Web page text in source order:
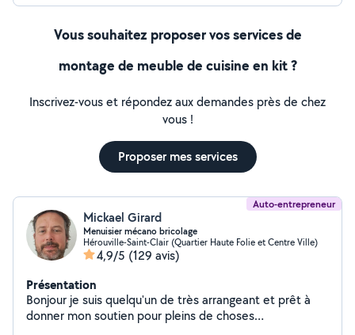
Vous souhaitez proposer vos services de
montage de meuble de cuisine en kit ?
Inscrivez-vous et répondez aux demandes près de chez
vous !
Proposer mes services
Auto-entrepreneur
Mickael Girard
Menuisier mécano bricolage
Hérouville-Saint-Clair (Quartier Haute Folie et Centre Ville)
4,9/5 (129 avis)
Présentation
Bonjour je suis quelqu'un de très arrangeant et prêt à
donner mon soutien pour pleins de choses